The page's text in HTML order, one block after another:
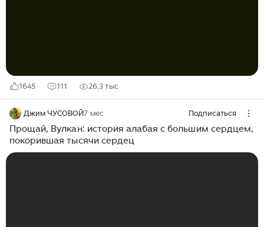
1645 111 26,3 тыс
Джим ЧУСОВОЙ7 мес Подписаться
Прощай, Вулкан: история алабая с большим сердцем,
покорившая тысячи сердец